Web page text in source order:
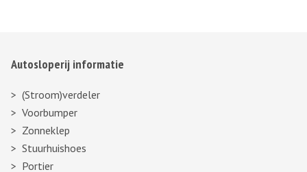
Autosloperij informatie
(Stroom)verdeler
Voorbumper
Zonneklep
Stuurhuishoes
Portier